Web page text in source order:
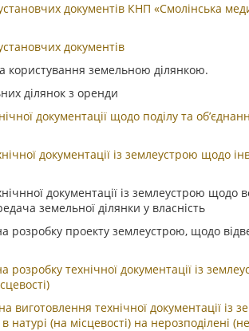
документів КНП «Смолінська
документів
земельною ділянкою.
ділянок з оренди
документації щодо поділу та
документації із землеустрою щодо
документації із землеустрою щодо
земельної ділянки у власність
проекту землеустрою, щодо
технічної документації із
технічної документації із
(на місцевості) на нерозподілені